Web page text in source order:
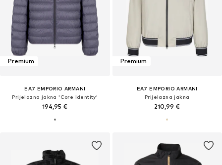
Premium
EA7 EMPORIO ARMANI
Prijelazna jakna 'Core Identity'
194,95 €
Premium
EA7 EMPORIO ARMANI
Prijelazna jakna
210,99 €